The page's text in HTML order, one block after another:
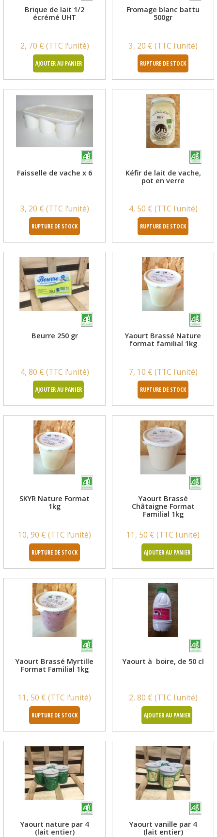
Brique de lait 1/2
écrémé UHT
2, 70 € (TTC l'unité)
AJOUTER AU PANIER
Fromage blanc battu
500gr
3, 20 € (TTC l'unité)
RUPTURE DE STOCK
Faisselle de vache x 6
3, 20 € (TTC l'unité)
RUPTURE DE STOCK
Kéfir de lait de vache,
pot en verre
4, 50 € (TTC l'unité)
RUPTURE DE STOCK
Beurre 250 gr
4, 80 € (TTC l'unité)
AJOUTER AU PANIER
Yaourt Brassé Nature
format familial 1kg
7, 10 € (TTC l'unité)
RUPTURE DE STOCK
SKYR Nature Format
1kg
10, 90 € (TTC l'unité)
RUPTURE DE STOCK
Yaourt Brassé
Châtaigne Format
Familial 1kg
11, 50 € (TTC l'unité)
AJOUTER AU PANIER
Yaourt Brassé Myrtille
Format Familial 1kg
11, 50 € (TTC l'unité)
RUPTURE DE STOCK
Yaourt à boire, de 50 cl
2, 80 € (TTC l'unité)
AJOUTER AU PANIER
Yaourt nature par 4
(lait entier)
Yaourt vanille par 4
(lait entier)